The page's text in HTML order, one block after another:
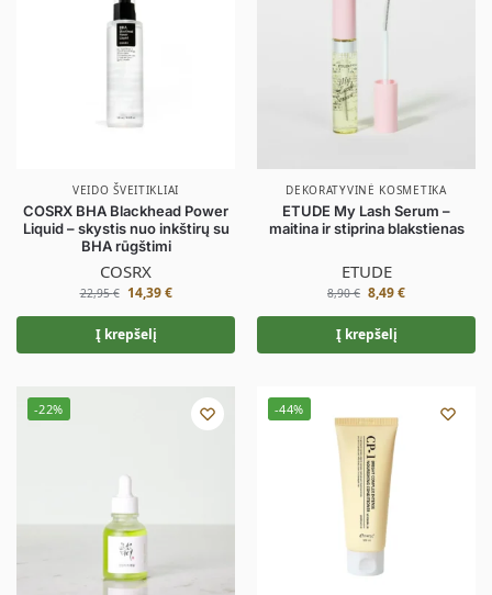
VEIDO ŠVEITIKLIAI
COSRX BHA Blackhead Power
Liquid – skystis nuo inkštirų su
BHA rūgštimi
COSRX
22,95€ 14,39€
Į krepšelį
DEKORATYVINĖ KOSMETIKA
ETUDE My Lash Serum –
maitina ir stiprina blakstienas
ETUDE
8,90€ 8,49€
Į krepšelį
-22% -44%